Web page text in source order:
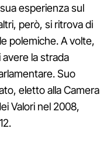
esperienza sul
però, si ritrova di
polemiche. A volte,
la strada
Suo
eletto alla Camera
Valori nel 2008,